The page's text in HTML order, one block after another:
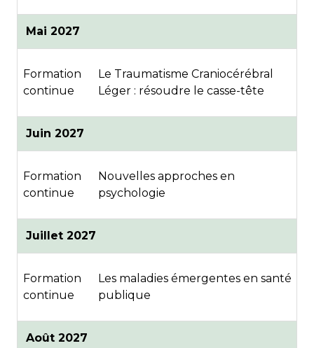
Mai 2027
Formation
continue
Le Traumatisme Craniocérébral
Léger : résoudre le casse-tête
Juin 2027
Formation
continue
Nouvelles approches en
psychologie
Juillet 2027
Formation
continue
Les maladies émergentes en santé
publique
Août 2027